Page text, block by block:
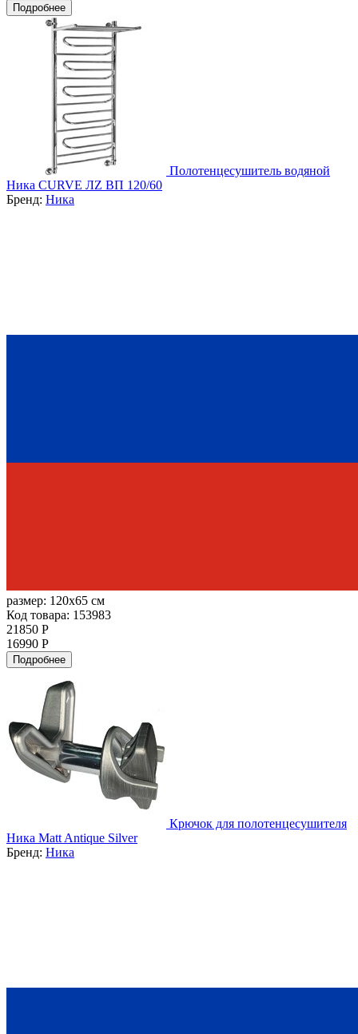
Подробнее
Полотенцесушитель водяной
Ника CURVE ЛZ ВП 120/60
Бренд: Ника
размер: 120x65 см
Код товара: 153983
21850 Р
16990 Р
Подробнее
Крючок для полотенцесушителя
Ника Matt Antique Silver
Бренд: Ника